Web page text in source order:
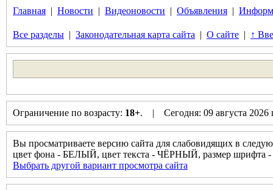
Главная | Новости | Видеоновости | Объявления |
Все разделы | Законодательная карта сайта | О сайте | ↑
Ограничение по возрасту: 18+. | Сегодня: 09 августа
Вы просматриваете версию сайта для слабовидящих в
цвет фона - БЕЛЫЙ, цвет текста - ЧЁРНЫЙ, размер
Выбрать другой вариант просмотра сайта